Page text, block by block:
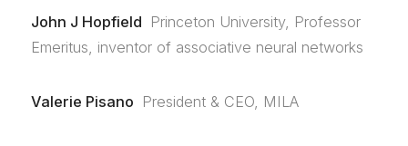
John J Hopfield Princeton University, Professor
Emeritus, inventor of associative neural networks
Valerie Pisano President & CEO, MILA